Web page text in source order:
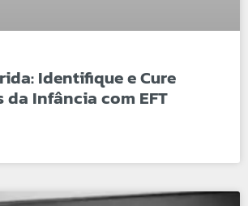
Identifique e Cure
da Infância com EFT